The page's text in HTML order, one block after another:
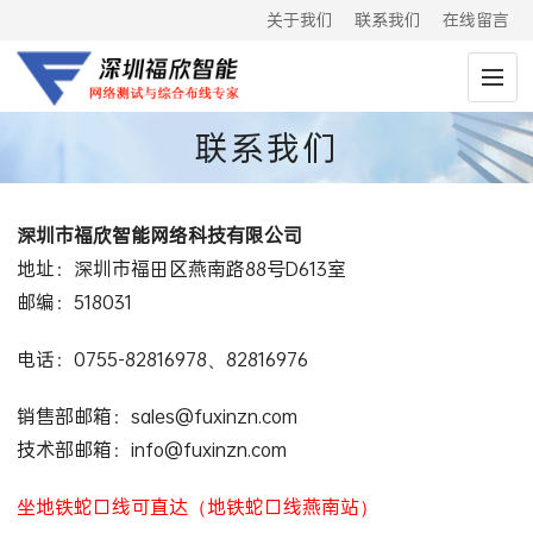
关于我们 联系我们 在线留言
联系我们
深圳市福欣智能网络科技有限公司
地址：深圳市福田区燕南路88号D613室
邮编：518031
电话：0755-82816978、82816976
销售部邮箱：sales@fuxinzn.com
技术部邮箱：info@fuxinzn.com
坐地铁蛇口线可直达（地铁蛇口线燕南站）